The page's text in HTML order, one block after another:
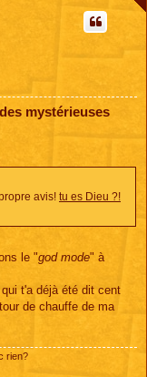
mystérieuses
avis! tu es Dieu ?!
le "god mode" à
t'a déjà été dit cent
de chauffe de ma
rien?